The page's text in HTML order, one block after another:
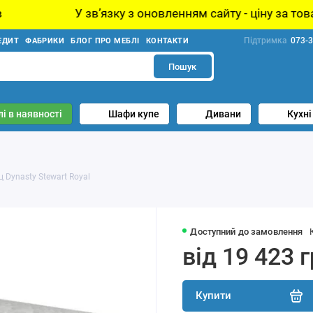
з оновленням сайту - ціну за товар уточнюйте
ФАБРИКИ БЛОГ ПРО МЕБЛІ КОНТАКТИ Підтримка 073-
Пошук
в наявності Шафи купе Дивани Кухні
Dynasty Stewart Royal
Доступний до замовлення
від 19 423
Купити